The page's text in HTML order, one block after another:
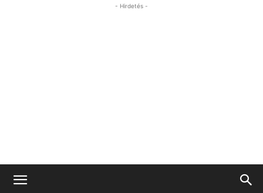
- Hirdetés -